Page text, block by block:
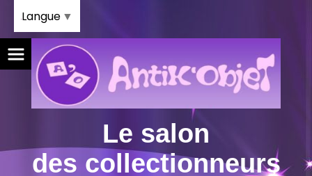
Le salon
des collectionneurs
Langue ▼